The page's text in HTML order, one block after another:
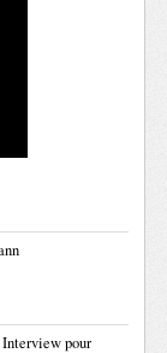
Interview pour